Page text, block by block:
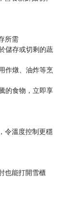
所需
儲存或切剩的蔬
作燉、油炸等烹
的食物，立即享
令溫度控制更穩
也能打開雪櫃